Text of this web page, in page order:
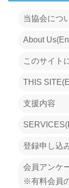
当協会につ
About
このサイト
THIS
支援内容
登録申し込
会員アンケ
※有料会員